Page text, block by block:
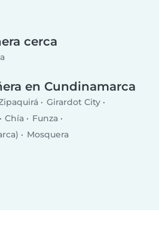
cerca
en Cundinamarca
Girardot City
Chía
Funza
Mosquera